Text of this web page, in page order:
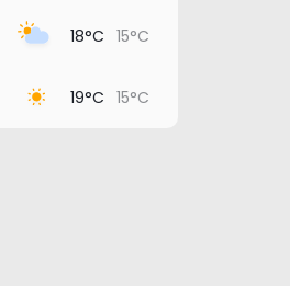
18°C 15°C
19°C 15°C